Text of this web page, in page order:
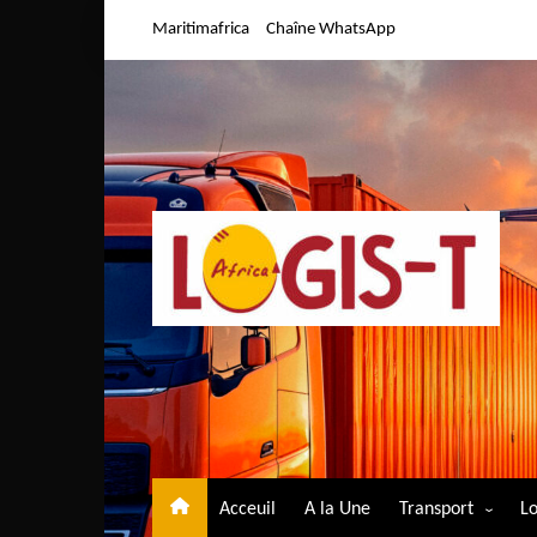
Maritimafrica Chaîne WhatsApp
Acceuil A la Une Transport